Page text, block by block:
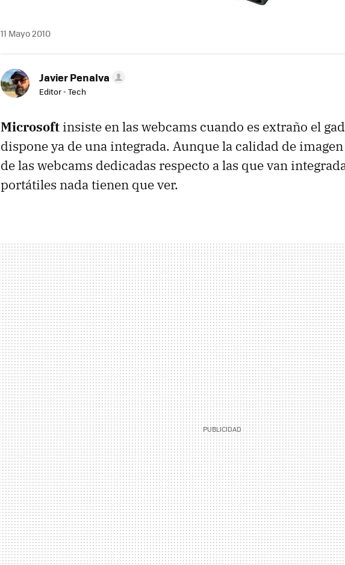
11 Mayo 2010
Javier Penalva
Editor - Tech
Microsoft insiste en las webcams cuando es extraño el
dispone ya de una integrada. Aunque la calidad de
de las webcams dedicadas respecto a las que van
portátiles nada tienen que ver.